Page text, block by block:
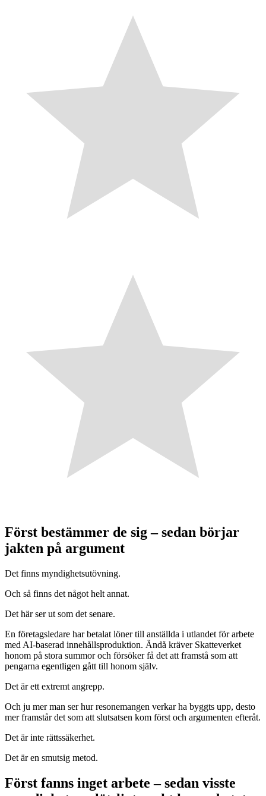
Först bestämmer de sig – sedan börjar
jakten på argument
Det finns myndighetsutövning.
Och så finns det något helt annat.
Det här ser ut som det senare.
En företagsledare har betalat löner till anställda i utlandet för arbete
med AI-baserad innehållsproduktion. Ändå kräver Skatteverket
honom på stora summor och försöker få det att framstå som att
pengarna egentligen gått till honom själv.
Det är ett extremt angrepp.
Och ju mer man ser hur resonemangen verkar ha byggts upp, desto
mer framstår det som att slutsatsen kom först och argumenten efteråt.
Det är inte rättssäkerhet.
Det är en smutsig metod.
Först fanns inget arbete – sedan visste